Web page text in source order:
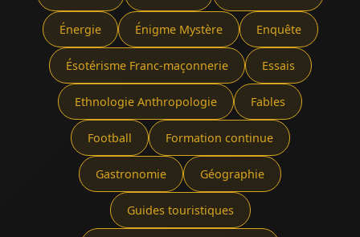
Énergie Énigme Mystère Enquête
Ésotérisme Franc-maçonnerie Essais
Ethnologie Anthropologie Fables
Football Formation continue
Gastronomie Géographie
Guides touristiques